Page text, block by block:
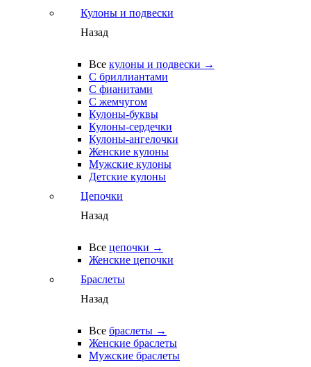
Кулоны и подвески
Назад
Все кулоны и подвески →
С бриллиантами
С фианитами
С жемчугом
Кулоны-буквы
Кулоны-сердечки
Кулоны-ангелочки
Женские кулоны
Мужские кулоны
Детские кулоны
Цепочки
Назад
Все цепочки →
Женские цепочки
Браслеты
Назад
Все браслеты →
Женские браслеты
Мужские браслеты